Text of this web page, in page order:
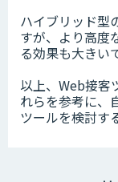
ハイブリッド型
すが、より高度
る効果も大きい
以上、Web接客
れらを参考に、
ツールを検討す